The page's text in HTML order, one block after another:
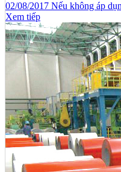
02/08/2017 Nếu không áp
Xem tiếp